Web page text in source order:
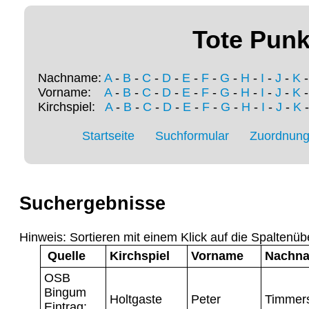
Tote
Nachname: A- B - C - D - E - F - G - H - I - J - K
Vorname: A- B - C - D - E - F - G - H - I - J - K
Kirchspiel: A- B - C - D- E- F- G - H - I - J - K
Startseite Suchformular
Suchergebnisse
Hinweis: Sortieren mit einem Klick auf die
Quelle
Kirchspiel Vorname
OSB
Bingum
Holtgaste Peter